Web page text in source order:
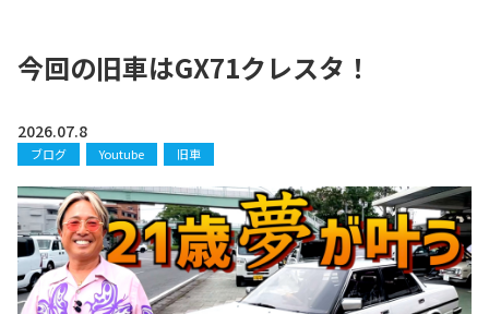
求人情報
COMPANY
会社概要
BLOG
お知らせ
CONTACT
お問合わせ
今回の旧車はGX71クレスタ！
2026.07.8
ブログ Youtube 旧車